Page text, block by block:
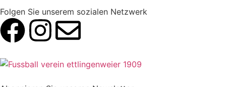
Folgen Sie unserem sozialen Netzwerk